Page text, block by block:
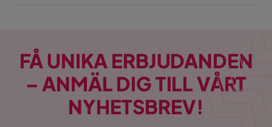
FÅ UNIKA ERBJUDANDEN
– ANMÄL DIG TILL VÅRT
NYHETSBREV!